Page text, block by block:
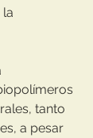
tanto
a pesar